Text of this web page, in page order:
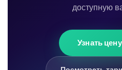
доступную
Узнать